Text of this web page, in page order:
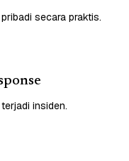
secara praktis.
insiden.